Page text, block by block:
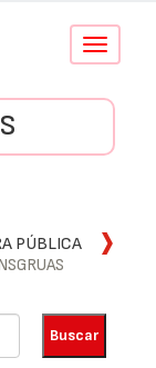
Conmutar
PÚBLICA